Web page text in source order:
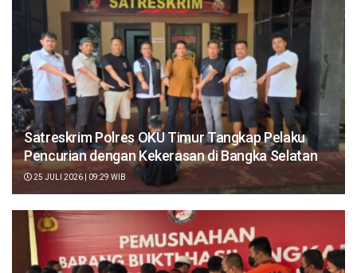
Satreskrim Polres OKU Timur Tangkap Pelaku
Pencurian dengan Kekerasan di Bangka Selatan
25 JULI 2026 | 09:29 WIB